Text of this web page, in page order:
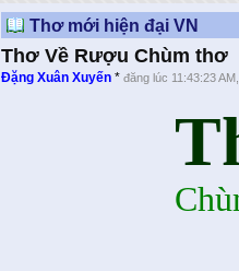
Thơ mới hiện đại VN
Thơ Về Rượu Chùm thơ
Đặng Xuân Xuyến *đăng lúc 11:43:23